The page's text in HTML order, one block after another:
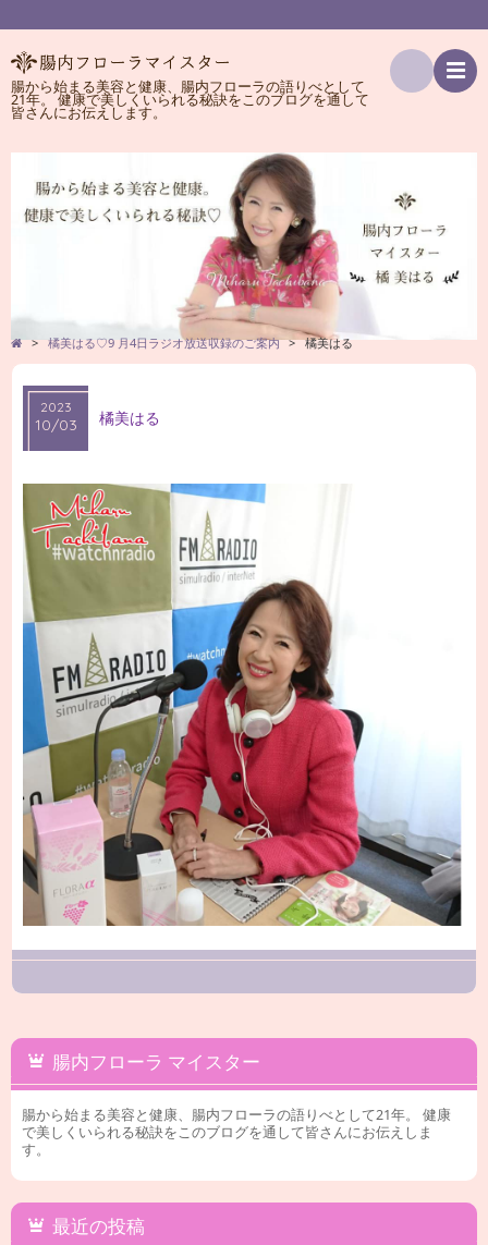
腸から始まる美容と健康、腸内フローラの語りべとして
21年。 健康で美しくいられる秘訣をこのブログを通して
皆さんにお伝えします。
索
> 橘美はる♡9 月4日ラジオ放送収録のご案内 > 橘美はる
2023
10/03 橘美はる
腸内フローラ マイスター
腸から始まる美容と健康、腸内フローラの語りべとして21年。 健康
で美しくいられる秘訣をこのブログを通して皆さんにお伝えしま
す。
最近の投稿